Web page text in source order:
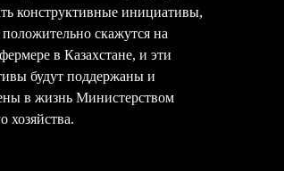
конструктивные инициативы,
скажутся на
в Казахстане, и эти
будут поддержаны и
в жизнь Министерством
хозяйства.